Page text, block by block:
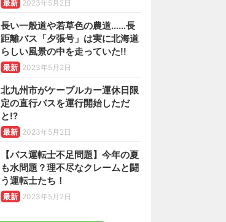
最新 2023年5月2日
長い一般道や若草色の農道……長
距離バス「夕張号」は実に北海道
らしい風景の中を走っていた!!
最新 2023年5月2日
北九州市がケーブルカー運休日限
定の直行バスを運行開始しただ
と!?
最新 2023年5月2日
【バス運転士不足問題】今年の夏
も水問題？理不尽なクレームと闘
う運転士たち！
最新 2023年5月2日